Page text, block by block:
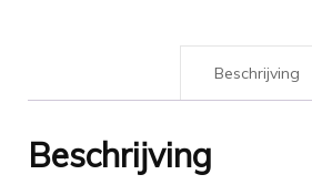
Beschrijving
Beschrijving